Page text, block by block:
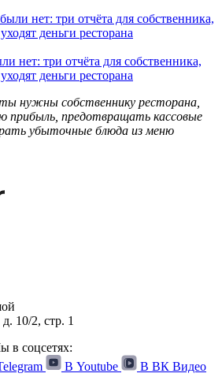
нет: три отчёта для собственника,
деньги ресторана
нужны собственнику ресторана,
прибыль, предотвращать кассовые
убыточные блюда из меню
10/2, стр. 1
в соцсетях:
В Youtube
В ВК Видео